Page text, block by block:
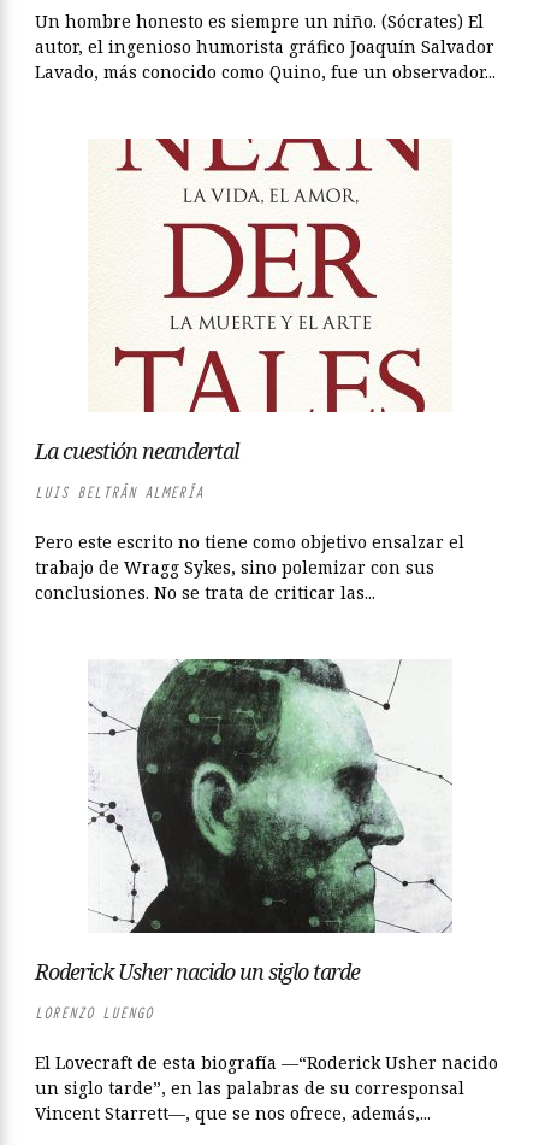
Un hombre honesto es siempre un niño. (Sócrates) El
autor, el ingenioso humorista gráfico Joaquín Salvador
Lavado, más conocido como Quino, fue un observador...
La cuestión neandertal
LUIS BELTRÁN ALMERÍA
Pero este escrito no tiene como objetivo ensalzar el
trabajo de Wragg Sykes, sino polemizar con sus
conclusiones. No se trata de criticar las...
Roderick Usher nacido un siglo tarde
LORENZO LUENGO
El Lovecraft de esta biografía —“Roderick Usher nacido
un siglo tarde”, en las palabras de su corresponsal
Vincent Starrett—, que se nos ofrece, además,...